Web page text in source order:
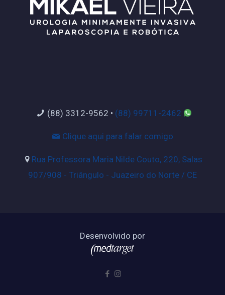
(88) 3312-9562 • (88) 99711-2462
Clique aqui para falar comigo
Rua Professora Maria Nilde Couto, 220, Salas
907/908 - Triângulo - Juazeiro do Norte / CE
Desenvolvido por